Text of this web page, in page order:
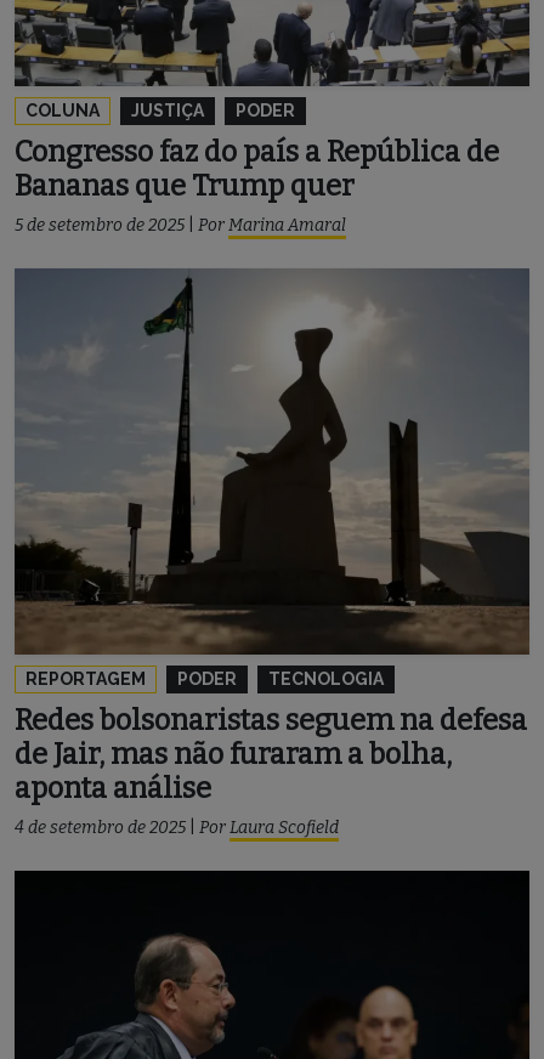
COLUNA JUSTIÇA PODER
Congresso faz do país a República de
Bananas que Trump quer
5 de setembro de 2025 PorMarina Amaral
REPORTAGEM PODER TECNOLOGIA
Redes bolsonaristas seguem na defesa
de Jair, mas não furaram a bolha,
aponta análise
4 de setembro de 2025 PorLaura Scofield